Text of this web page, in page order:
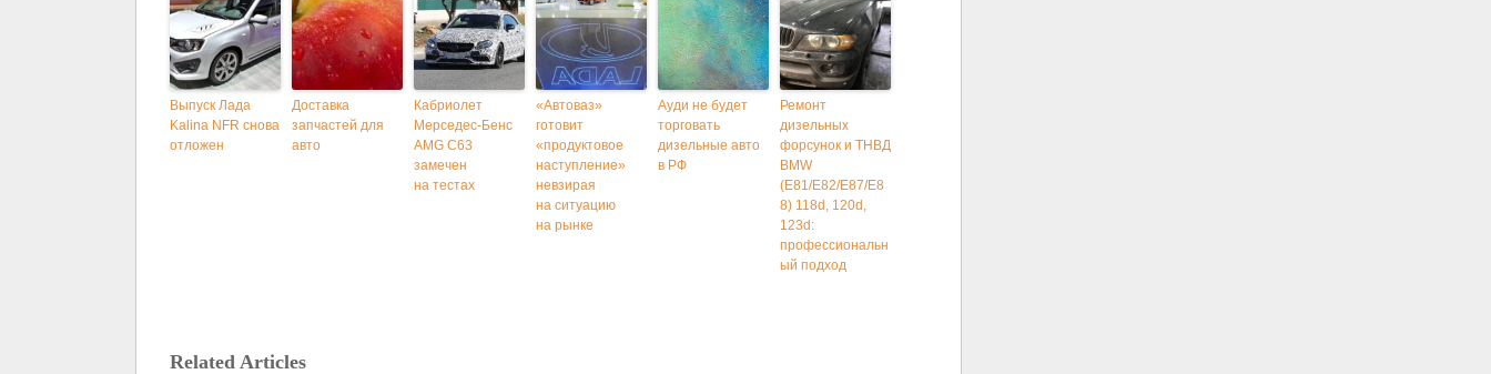
Выпуск Лада
Kalina NFR снова
отложен
Доставка
запчастей для
авто
Кабриолет
Мерседес-Бенс
AMG C63
замечен
на тестах
«Автоваз»
готовит
«продуктовое
наступление»
невзирая
на ситуацию
на рынке
Ауди не будет
торговать
дизельные авто
в РФ
Ремонт
дизельных
форсунок и ТНВД
BMW
(E81/E82/E87/E8
8) 118d, 120d,
123d:
профессиональн
ый подход
Related Articles